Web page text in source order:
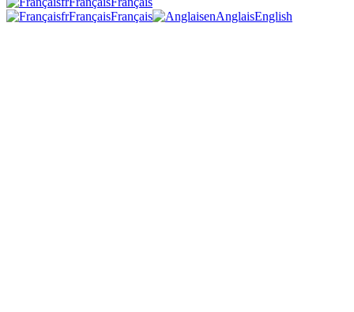
frFrançaisFrançais enAnglaisEnglish